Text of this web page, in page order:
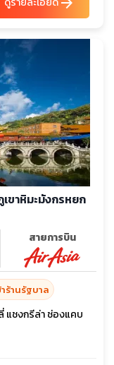
ขาหิมะมังกรหยก
สายการบิน
าร้านรัฐบาล
แชงกรีล่า ช่องแคบ